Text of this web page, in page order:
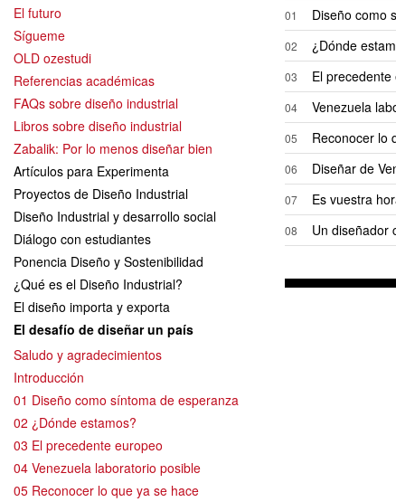
El futuro
Sígueme
OLD ozestudi
Referencias académicas
FAQs sobre diseño industrial
Libros sobre diseño industrial
Zabalik: Por lo menos diseñar bien
Artículos para Experimenta
Proyectos de Diseño Industrial
Diseño Industrial y desarrollo social
Diálogo con estudiantes
Ponencia Diseño y Sostenibilidad
¿Qué es el Diseño Industrial?
El diseño importa y exporta
El desafío de diseñar un país
Saludo y agradecimientos
Introducción
01 Diseño como síntoma de esperanza
02 ¿Dónde estamos?
03 El precedente europeo
04 Venezuela laboratorio posible
05 Reconocer lo que ya se hace
01
Diseño como
02
¿Dónde
03
El precedente
04
Venezuela
05
Reconocer lo
06
Diseñar de
07
Es vuestra
08
Un diseñador